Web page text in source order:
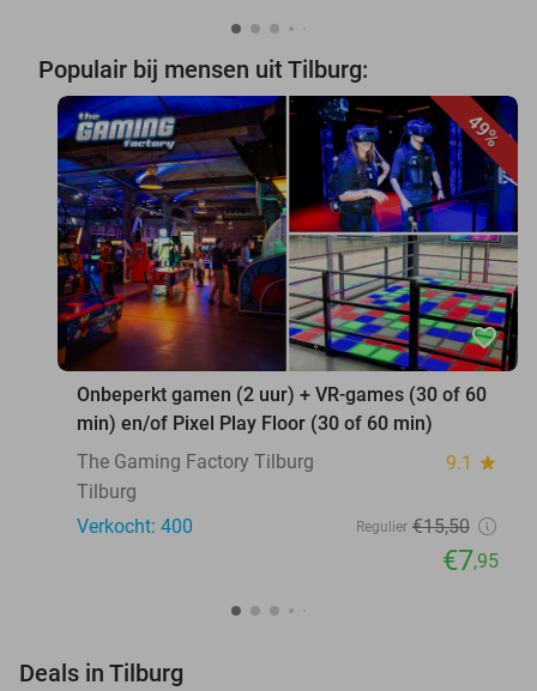
Populair bij mensen uit Tilburg:
49%
favorite_border
Onbeperkt gamen (2 uur) + VR-games (30 of 60
min) en/of Pixel Play Floor (30 of 60 min)
The Gaming Factory Tilburg
9.1 star
Tilburg
Verkocht: 400
Regulier €15,50
€7,95
Deals in Tilburg